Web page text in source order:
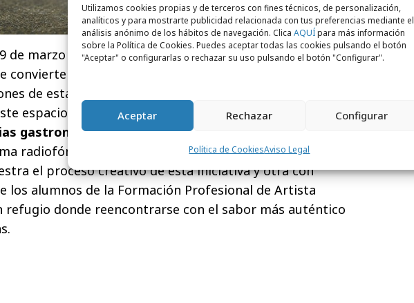
Utilizamos cookies propias y de terceros con fines técnicos, de personalización,
analíticos y para mostrarte publicidad relacionada con tus preferencias mediante el
análisis anónimo de los hábitos de navegación. Clica AQUÍpara más información
sobre la Política de Cookies. Puedes aceptar todas las cookies pulsando el botón
"Aceptar" o configurarlas o rechazar su uso pulsando el botón "Configurar".
Aceptar Rechazar Configurar
Política de CookiesAviso Legal
de marzo el popular mercado de laTapinería de
convierte en el Casal Amstel y ofrecerá diariamente 500
de estas tapas creadas de manera colaborativa.
espacio situado en el centro de la ciudadsorteará
gastronómicas, será la sede de la realización diaria de
radiofónico en vivo y exhibirá dos exposiciones: una
el proceso creativo de esta iniciativa y otra con
los alumnos de la Formación Profesional de Artista
refugio donde reencontrarse con el sabor más auténtico